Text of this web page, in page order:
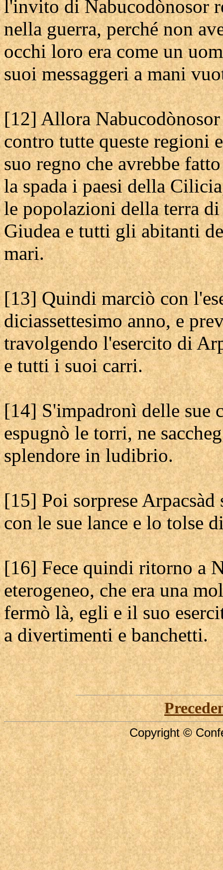
l'invito di Nabucodònosor
nella guerra, perché non
occhi loro era come un
suoi messaggeri a mani
[12] Allora
contro tutte queste regioni
suo regno che avrebbe
la spada i paesi della
le popolazioni della terra
Giudea e tutti gli abitanti
mari.
[13] Quindi marciò con
diciassettesimo anno, e
travolgendo l'esercito di
e tutti i suoi carri.
[14] S'impadronì delle sue
espugnò le torri, ne
splendore in ludibrio.
[15] Poi sorprese
con le sue lance e lo tolse
[16] Fece quindi ritorno a
eterogeneo, che era una
fermò là, egli e il suo
a divertimenti e banchetti.
Copyright ©